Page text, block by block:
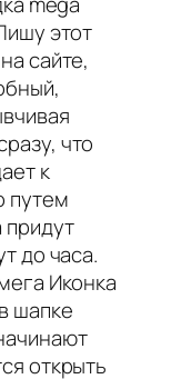
этот
сайте,
что
к
путем
придут
до часа.
Иконка
шапке
открыть